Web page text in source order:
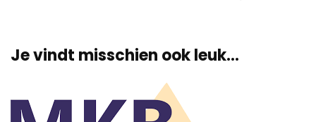
Je vindt misschien ook leuk...